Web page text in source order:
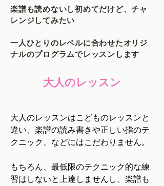
​楽譜も読めないし初めてだけど、チャ
レンジしてみたい
一人ひとりのレベルに合わせたオリジ
ナルのプログラムでレッスンします​
大人のレッスン
大人のレッスンはこどものレッスンと
違い、楽譜の読み書きや正しい指のテ
クニック、などにはこだわりません。
もちろん、最低限のテクニック的な練
習はしないと上達しませんし、楽譜も